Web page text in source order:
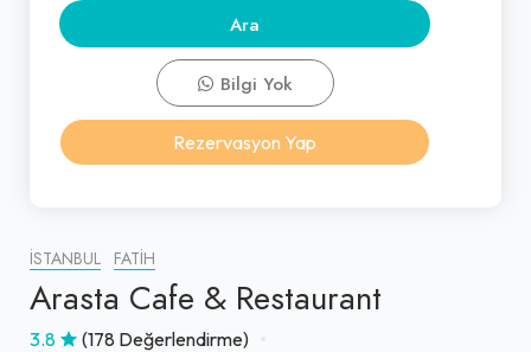
İSTANBUL FATIH
Arasta Cafe & Restaurant
3.8 (178 Değerlendirme)
Ara
Bilgi Yok
Rezervasyon Yap